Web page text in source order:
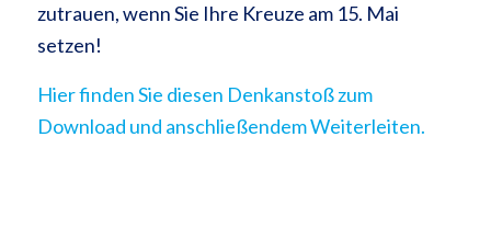
zutrauen, wenn Sie Ihre Kreuze am 15. Mai
setzen!
Hier finden Sie diesen Denkanstoß zum
Download und anschließendem Weiterleiten.